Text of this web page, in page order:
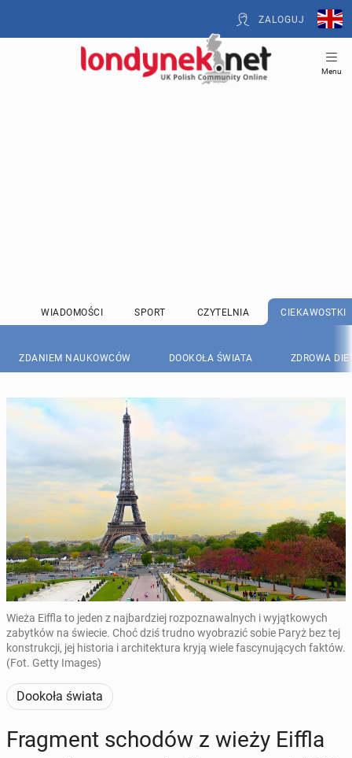
ZALOGUJ
Menu
WIADOMOŚCI SPORT CZYTELNIA CIEKAWOSTKI
ZDANIEM NAUKOWCÓW DOOKOŁA ŚWIATA ZDROWA
Wieża Eiffla to jeden z najbardziej rozpoznawalnych i wyjątkowych
zabytków na świecie. Choć dziś trudno wyobrazić sobie Paryż bez tej
konstrukcji, jej historia i architektura kryją wiele fascynujących faktów.
(Fot. Getty Images)
Dookoła świata
Frag­ment schodów z wieży Eiffla